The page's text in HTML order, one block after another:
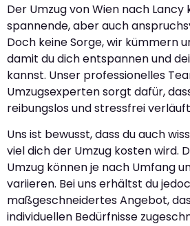
Der Umzug von Wien nach Lancy
spannende, aber auch
Doch keine Sorge, wir kümmern
damit du dich entspannen und
kannst. Unser professionelles
Umzugsexperten sorgt dafür,
reibungslos und stressfrei
Uns ist bewusst, dass du auch
viel dich der Umzug kosten wird.
Umzug können je nach Umfang
variieren. Bei uns erhältst du
maßgeschneidertes Angebot,
individuellen Bedürfnisse